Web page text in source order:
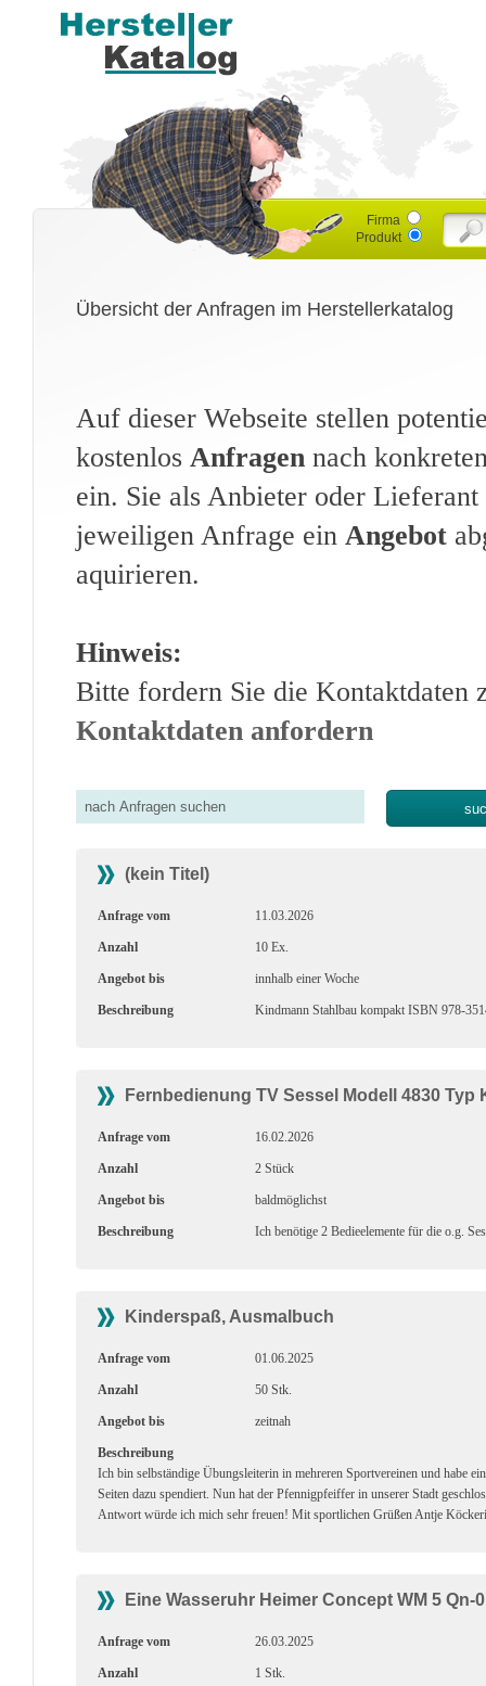
Firma
Produkt
Übersicht der Anfragen im Herstellerkatalog
Auf dieser Webseite stellen
kostenlos Anfragen nach
ein. Sie als Anbieter oder
jeweiligen Anfrage ein Angebot
aquirieren.
Hinweis:
Bitte fordern Sie die
Kontaktdaten anfordern
(kein Titel)
Anfrage vom 11.03.2026
Anzahl 10 Ex.
Angebot bis innhalb einer Woche
Beschreibung Kindmann Stahlbau kompakt ISBN 978-
Fernbedienung TV Sessel Modell 4830 Typ
Anfrage vom 16.02.2026
Anzahl 2 Stück
Angebot bis baldmöglichst
Beschreibung Ich benötige 2 Bedieelemente für die o.g.
Kinderspaß, Ausmalbuch
Anfrage vom 01.06.2025
Anzahl 50 Stk.
Angebot bis zeitnah
Beschreibung
Ich bin selbständige Übungsleiterin in mehreren Sportvereinen und habe
Seiten dazu spendiert. Nun hat der Pfennigpfeiffer in unserer Stadt
Antwort würde ich mich sehr freuen! Mit sportlichen Grüßen Antje
Eine Wasseruhr Heimer Concept WM 5 Qn-
Anfrage vom 26.03.2025
Anzahl 1 Stk.